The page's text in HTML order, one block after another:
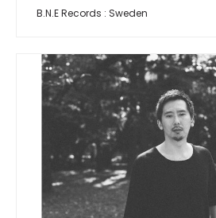
B.N.E Records : Sweden